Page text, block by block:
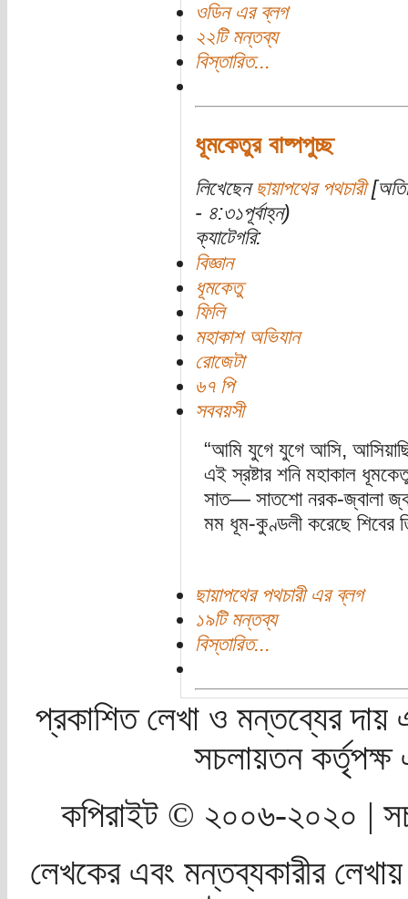
ওডিন এর ব্লগ
২২টি মন্তব্য
বিস্তারিত...
ধূমকেতুর বাষ্পপুচ্ছ
লিখেছেন ছায়াপথের পথচারী
- ৪:৩১পূর্বাহ্ন)
ক্যাটেগরি:
বিজ্ঞান
ধূমকেতু
ফিলি
মহাকাশ অভিযান
রোজেটা
৬৭ পি
সববয়সী
“আমি যুগে যুগে আসি,
এই স্রষ্টার শনি মহাকাল
সাত— সাতশো নরক-জ্বালা
মম ধূম-কুণ্ডলী করেছে শিবের
ছায়াপথের পথচারী এর ব্লগ
১৯টি মন্তব্য
বিস্তারিত...
প্রকাশিত লেখা ও মন্তব্যের দায়
সচলায়তন
কপিরাইট © ২০০৬-২০২০ |
লেখকের এবং মন্তব্যকারীর